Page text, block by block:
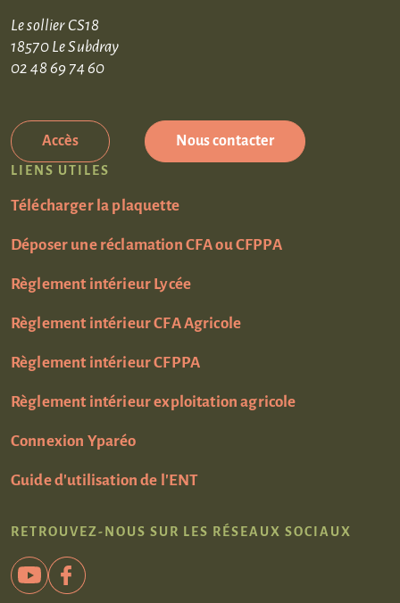
Le sollier CS18
18570 Le Subdray
02 48 69 74 60
Accès Nous contacter
LIENS UTILES
Télécharger la plaquette
Déposer une réclamation CFA ou CFPPA
Règlement intérieur Lycée
Règlement intérieur CFA Agricole
Règlement intérieur CFPPA
Règlement intérieur exploitation agricole
Connexion Yparéo
Guide d'utilisation de l'ENT
RETROUVEZ-NOUS SUR LES RÉSEAUX SOCIAUX